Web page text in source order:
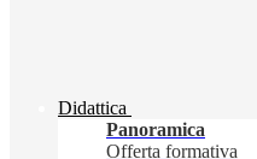
Didattica
Panoramica
Offerta formativa